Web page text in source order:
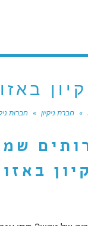
» חברת ניקיון » חברות